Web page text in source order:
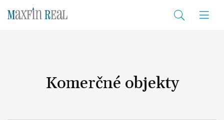
Komerčné objekty